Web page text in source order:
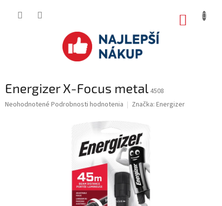
Energizer X-Focus metal 4508
Priemerné
Neohodnotené Podrobnosti hodnotenia Značka: Energizer